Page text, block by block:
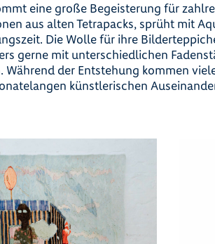
eine große Begeisterung für
aus alten Tetrapacks, sprüht mit
Die Wolle für ihre
gerne mit unterschiedlichen
Während der Entstehung kommen
künstlerischen